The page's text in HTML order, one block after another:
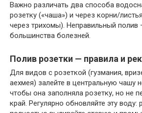
Важно различать два способа
розетку («чаша») и через корни/
через трихомы). Неправильный полив
большинства болезней.
Полив розетки — правила и
Для видов с розеткой (гузмания,
аехмея) залейте в центральную чашу
чтобы она заполняла розетку, но не
край. Регулярно обновляйте эту воду: